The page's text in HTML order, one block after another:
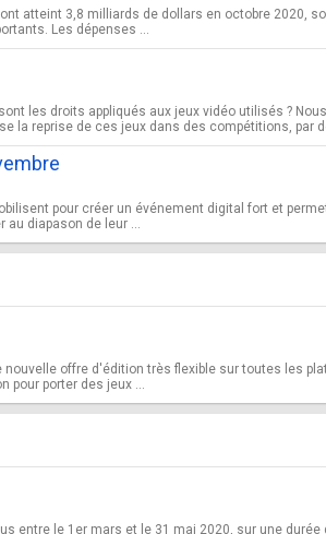
atteint 3,8 milliards de dollars en octobre 2020,
Les dépenses ...
les droits appliqués aux jeux vidéo utilisés ?
la reprise de ces jeux dans des compétitions, par
pour créer un événement digital fort et
au diapason de leur ...
offre d'édition très flexible sur toutes les
pour porter des jeux ...
entre le 1er mars et le 31 mai 2020, sur une durée